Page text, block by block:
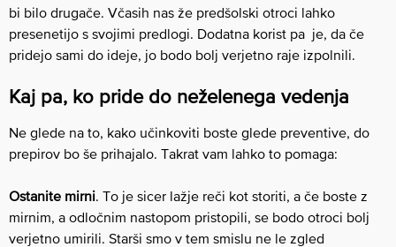
bi bilo drugače. Včasih nas že predšolski otroci lahko
presenetijo s svojimi predlogi. Dodatna korist pa je, da če
pridejo sami do ideje, jo bodo bolj verjetno raje izpolnili.
Kaj pa, ko pride do neželenega vedenja
Ne glede na to, kako učinkoviti boste glede preventive, do
prepirov bo še prihajalo. Takrat vam lahko to pomaga:
Ostanite mirni. To je sicer lažje reči kot storiti, a če boste z
mirnim, a odločnim nastopom pristopili, se bodo otroci bolj
verjetno umirili. Starši smo v tem smislu ne le zgled